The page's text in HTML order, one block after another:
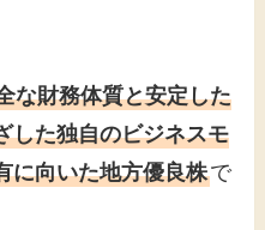
な財務体質と安定した
した独自のビジネスモ
に向いた地方優良株で